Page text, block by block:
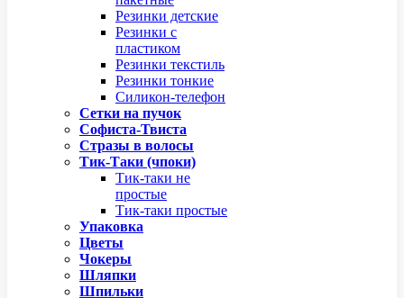
Резинки детские
Резинки с
пластиком
Резинки текстиль
Резинки тонкие
Силикон-телефон
Сетки на пучок
Софиста-Твиста
Стразы в волосы
Тик-Таки (чпоки)
Тик-таки не
простые
Тик-таки простые
Упаковка
Цветы
Чокеры
Шляпки
Шпильки